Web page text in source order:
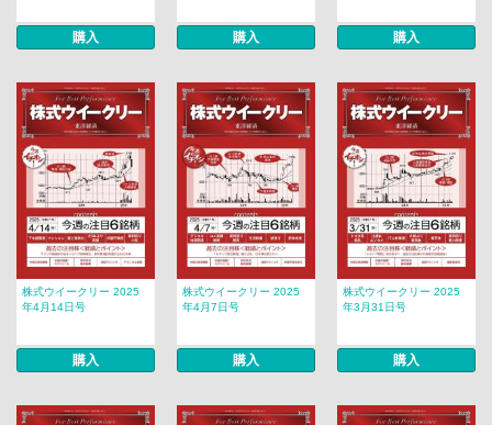
購入 購入 購入
株式ウイークリー 2025
年4月14日号
購入
株式ウイークリー 2025
年4月7日号
購入
株式ウイークリー 2025
年3月31日号
購入